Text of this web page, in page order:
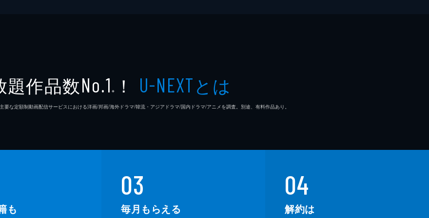
題作品数No.1 ※ ！ U-NEXTとは
な定額制動画配信サービスにおける洋画/邦画/海外ドラマ/韓流・アジアドラマ/国内ドラマ/アニメを調査。別途、有料作品あり。
も
03
毎月もらえる
04
解約は